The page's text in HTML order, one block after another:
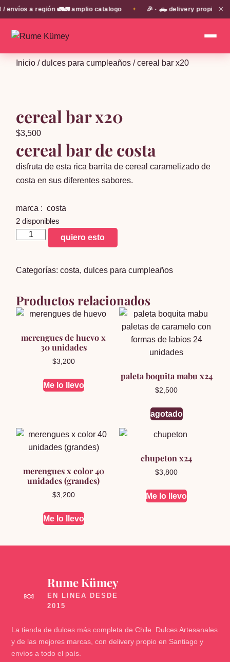
a región 🚛🚛 amplio catalogo 🎉 · 🛻 delivery propio en✕
Inicio /dulces para cumpleaños / cereal bar x20
cereal bar x20
$3,500
cereal bar de costa
disfruta de esta rica barrita de cereal caramelizado de
costa en sus diferentes sabores.
marca : costa
2 disponibles
cereal
cantidad
quiero esto
Categorías:costa,dulces para cumpleaños
Productos relacionados
merengues de huevo x
30 unidades
$3,200
Me lo llevo
paleta boquita mabu x24
$2,500
agotado
merengues x color 40
unidades (grandes)
$3,200
Me lo llevo
chupeton x24
$3,800
Me lo llevo
🍬
Rume Kümey
La tienda de dulces más completa de Chile. Dulces Artesanales
y de las mejores marcas, con delivery propio en Santiago y
envíos a todo el país.